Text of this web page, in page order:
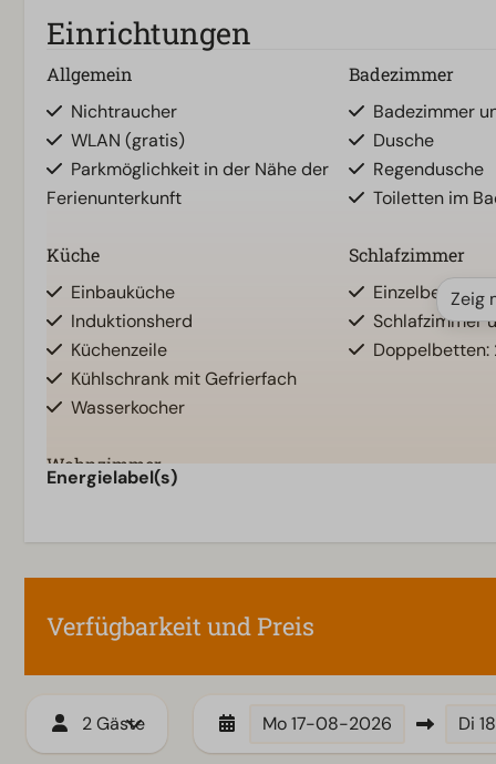
Einrichtungen
Allgemein
Nichtraucher
WLAN (gratis)
Parkmöglichkeit in der Nähe der
Ferienunterkunft
Badezimmer
Badezimmer
Dusche
Regendusche
Toiletten im
Küche
Einbauküche
Induktionsherd
Küchenzeile
Kühlschrank mit Gefrierfach
Wasserkocher
Schlafzimmer
Schlafzimmer
Doppelbetten:
Wohnzimmer
Zeig
Energielabel(s)
Verfügbarkeit und Preis
2 Gäste Mo17-08-2026 Di